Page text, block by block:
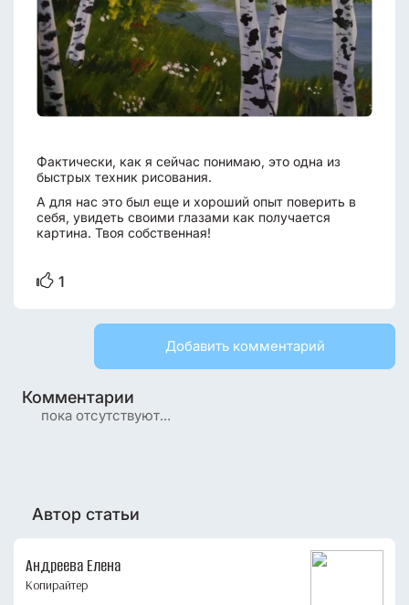
Фактически, как я сейчас понимаю, это одна из
быстрых техник рисования.
А для нас это был еще и хороший опыт поверить в
себя, увидеть своими глазами как получается
картина. Твоя собственная!
1
Добавить комментарий
Комментарии
пока отсутствуют...
Автор статьи
Андреева Елена
Копирайтер